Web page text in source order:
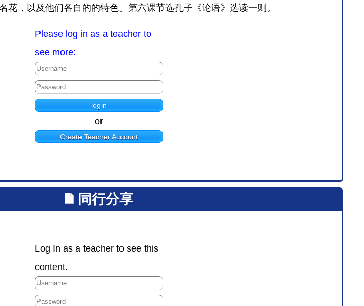
花，以及他们各自的的特色。第六课节选孔子《论语》选读一则。
Please log in as a teacher to
see more:
or
Create Teacher Account
同行分享
Log In as a teacher to see this
content.